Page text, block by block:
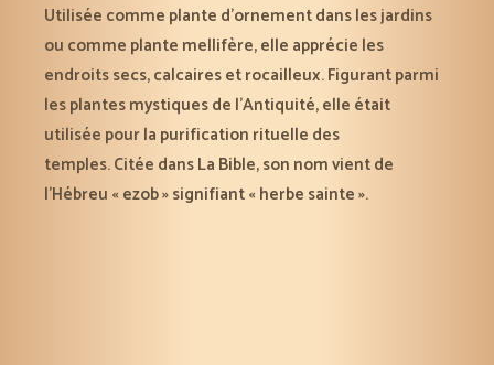
Utilisée comme plante d’ornement dans les jardins
ou comme plante mellifère, elle apprécie les
endroits secs, calcaires et rocailleux. Figurant parmi
les plantes mystiques de l’Antiquité, elle était
utilisée pour la purification rituelle des
temples. Citée dans La Bible, son nom vient de
l’Hébreu « ezob » signifiant « herbe sainte ».